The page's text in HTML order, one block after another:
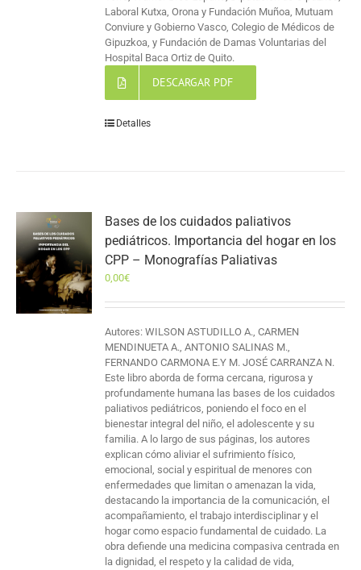
Laboral Kutxa, Orona y Fundación Muñoa, Mutuam
Conviure y Gobierno Vasco, Colegio de Médicos de
Gipuzkoa, y Fundación de Damas Voluntarias del
Hospital Baca Ortiz de Quito.
DESCARGAR PDF
Detalles
Bases de los cuidados paliativos
pediátricos. Importancia del hogar en los
CPP – Monografías Paliativas
0,00€
Autores: WILSON ASTUDILLO A., CARMEN
MENDINUETA A., ANTONIO SALINAS M.,
FERNANDO CARMONA E.Y M. JOSÉ CARRANZA N.
Este libro aborda de forma cercana, rigurosa y
profundamente humana las bases de los cuidados
paliativos pediátricos, poniendo el foco en el
bienestar integral del niño, el adolescente y su
familia. A lo largo de sus páginas, los autores
explican cómo aliviar el sufrimiento físico,
emocional, social y espiritual de menores con
enfermedades que limitan o amenazan la vida,
destacando la importancia de la comunicación, el
acompañamiento, el trabajo interdisciplinar y el
hogar como espacio fundamental de cuidado. La
obra defiende una medicina compasiva centrada en
la dignidad, el respeto y la calidad de vida,